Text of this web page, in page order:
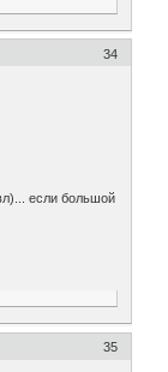
34
если большой
35